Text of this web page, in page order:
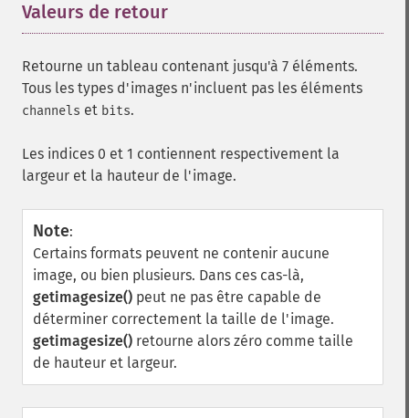
Valeurs de retour
Retourne un tableau contenant jusqu'à 7 éléments.
Tous les types d'images n'incluent pas les éléments
channels et bits.
Les indices 0 et 1 contiennent respectivement la
largeur et la hauteur de l'image.
Note:
Certains formats peuvent ne contenir aucune
image, ou bien plusieurs. Dans ces cas-là,
getimagesize() peut ne pas être capable de
déterminer correctement la taille de l'image.
getimagesize() retourne alors zéro comme taille
de hauteur et largeur.